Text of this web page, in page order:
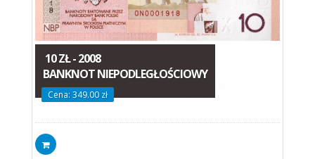
10 ZŁ - 2008
BANKNOT NIEPODLEGŁOŚCIOWY
Cena: 349.00 zł